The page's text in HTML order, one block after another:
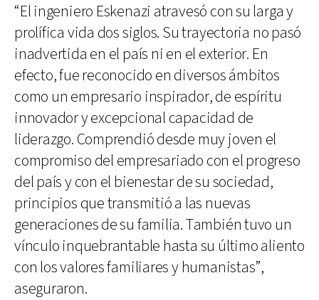
“El ingeniero Eskenazi atravesó con su larga y
prolífica vida dos siglos. Su trayectoria no pasó
inadvertida en el país ni en el exterior. En
efecto, fue reconocido en diversos ámbitos
como un empresario inspirador, de espíritu
innovador y excepcional capacidad de
liderazgo. Comprendió desde muy joven el
compromiso del empresariado con el progreso
del país y con el bienestar de su sociedad,
principios que transmitió a las nuevas
generaciones de su familia. También tuvo un
vínculo inquebrantable hasta su último aliento
con los valores familiares y humanistas”,
aseguraron.